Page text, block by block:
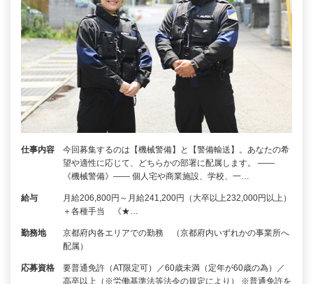
仕事内容
今回募集するのは【機械警備】と【警備輸送】。あなたの希
望や適性に応じて、どちらかの部署に配属します。 ――
《機械警備》―― 個人宅や商業施設、学校、一…
給与
月給206,800円～月給241,200円（大卒以上232,000円以上）
＋各種手当 《★…
勤務地
京都府内各エリアでの勤務 （京都府内いずれかの事業所へ
配属）
応募資格
要普通免許（AT限定可）／60歳未満（定年が60歳の為）／
高卒以上（※労働基準法等法令の規定により） ※普通免許を